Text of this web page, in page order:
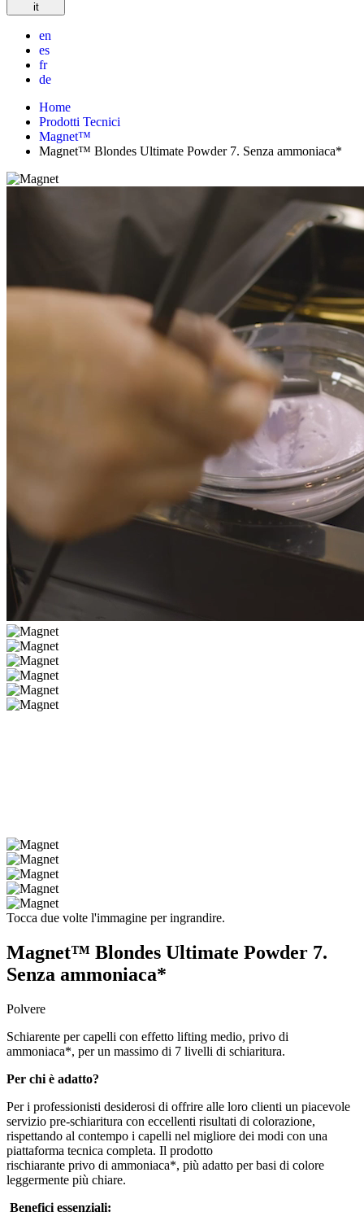
it
en
es
fr
de
Home
Prodotti Tecnici
Magnet™
Magnet™ Blondes Ultimate Powder 7. Senza ammoniaca*
Tocca due volte l'immagine per ingrandire.
Magnet™ Blondes Ultimate Powder 7.
Senza ammoniaca*
Polvere
Schiarente per capelli con effetto lifting medio, privo di
ammoniaca*, per un massimo di 7 livelli di schiaritura.
Per chi è adatto?
Per i professionisti desiderosi di offrire alle loro clienti un piacevole
servizio pre-schiaritura con eccellenti risultati di colorazione,
rispettando al contempo i capelli nel migliore dei modi con una
piattaforma tecnica completa. Il prodotto
rischiarante privo di ammoniaca*, più adatto per basi di colore
leggermente più chiare.
Benefici essenziali: